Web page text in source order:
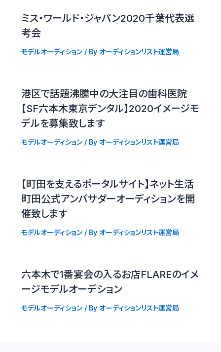
ミス・ワールド・ジャパン2020千葉代表選
考会
モデルオーディション/ By オーディションリスト運営局
港区で話題沸騰中の大注目の歯科医院
【SF六本木東京デンタル】2020イメージモ
デルを募集致します
モデルオーディション/ By オーディションリスト運営局
【町田を支えるポータルサイト】ネット生活
町田公式アンバサダーオーディションを開
催致します
モデルオーディション/ By オーディションリスト運営局
六本木で1番宴会の入るお店FLAREのイメ
ージモデルオーデション
モデルオーディション/ By オーディションリスト運営局